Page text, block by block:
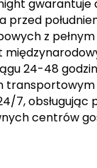
gwarantuje
przed
z
24-48
transportowym
7, obsługując
centrów